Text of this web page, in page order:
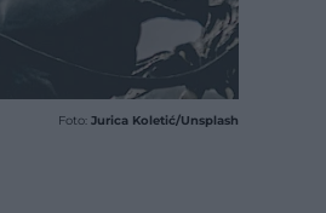
Foto: Jurica Koletić/Unsplash